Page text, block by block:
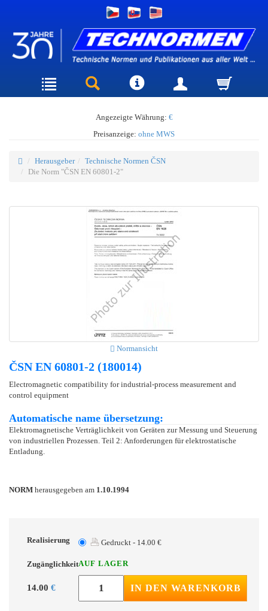
Angezeigte Währung: €
Preisanzeige: ohne MWS
Herausgeber
Technische Normen ČSN
Die Norm "ČSN EN 60801-2"
Normansicht
ČSN EN 60801-2 (180014)
Electromagnetic compatibility for industrial-process measurement and
control equipment
Automatische name übersetzung:
Elektromagnetische Verträglichkeit von Geräten zur Messung und Steuerung
von industriellen Prozessen. Teil 2: Anforderungen für elektrostatische
Entladung.
NORM herausgegeben am 1.10.1994
Realisierung Gedruckt - 14.00 €
ZugänglichkeitAUF LAGER
14.00 € IN DEN WARENKORB